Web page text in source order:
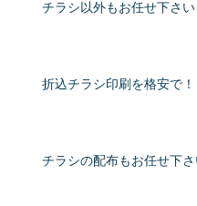
チラシ以外もお任せ下さい
折込チラシ印刷を格安で！
チラシの配布もお任せ下さ